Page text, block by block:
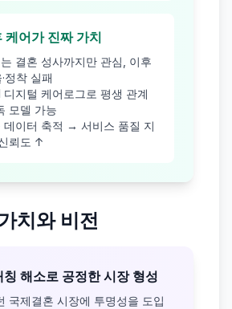
케어가 진짜 가치
결혼 성사까지만 관심, 이후
정착 실패
디지털 케어로그로 평생 관계
모델 가능
데이터 축적 → 서비스 품질 지
뢰도 ↑
치와 비전
칭 해소로 공정한 시장 형성
국제결혼 시장에 투명성을 도입